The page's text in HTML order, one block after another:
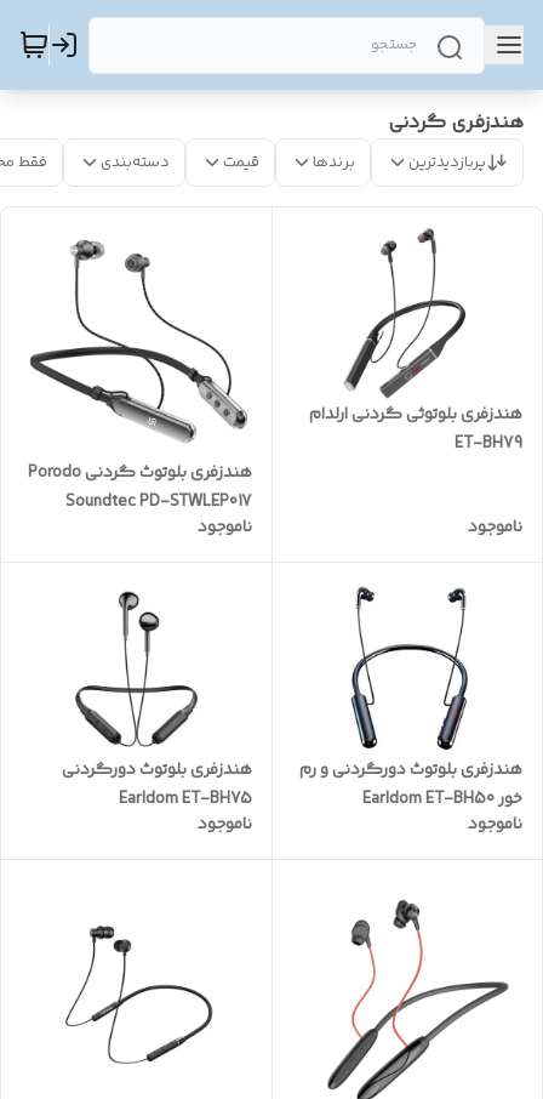
هندزفری گردنی
پربازدیدترین برندها قیمت دسته‌بندی فقط
هندزفری بلوتوثی گردنی ارلدام
ET-BH79
ناموجود
هندزفری بلوتوث گردنی Porodo
Soundtec PD-STWLEP017
ناموجود
هندزفری بلوتوث دورگردنی و رم
خور Earldom ET-BH50
ناموجود
هندزفری بلوتوث دورگردنی
Earldom ET-BH75
ناموجود